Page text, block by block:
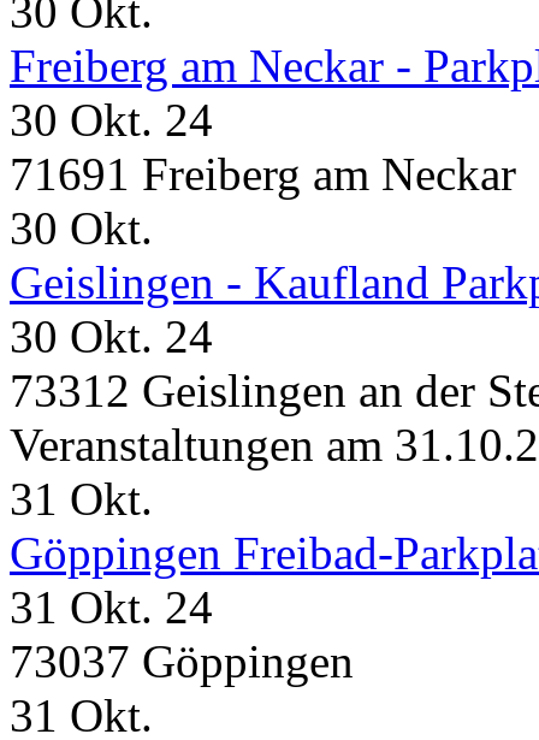
30 Okt.
Freiberg am Neckar -
30 Okt. 24
71691 Freiberg am Neckar
30 Okt.
Geislingen - Kaufland
30 Okt. 24
73312 Geislingen an der
Veranstaltungen am
31 Okt.
Göppingen Freibad-
31 Okt. 24
73037 Göppingen
31 Okt.